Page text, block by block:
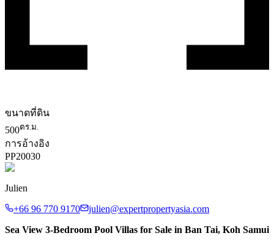
ขนาดที่ดิน
500ตร.ม.
การอ้างอิง
PP20030
Julien
+66 96 770 9170
julien@expertpropertyasia.com
Sea View 3-Bedroom Pool Villas for Sale in Ban Tai, Koh Samui